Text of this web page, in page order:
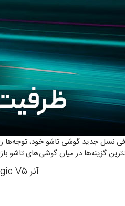
گزینه‌ها در میان گوشی‌های تاشو
​آنر Magic V5 با باتری 6100 میلی‌آمپری و طراحی باریک‌تر در راه است!